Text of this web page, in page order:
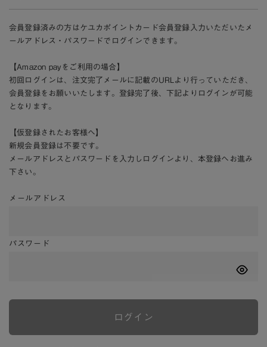
会員登録済みの方はケユカポイントカード会員登録入力いただいたメ
ールアドレス・パスワードでログインできます。
【Amazon payをご利用の場合】
初回ログインは、注文完了メールに記載のURLより行っていただき、
会員登録をお願いいたします。登録完了後、下記よりログインが可能
となります。
【仮登録されたお客様へ】
新規会員登録は不要です。
メールアドレスとパスワードを入力しログインより、本登録へお進み
下さい。
メールアドレス
パスワード
ログイン